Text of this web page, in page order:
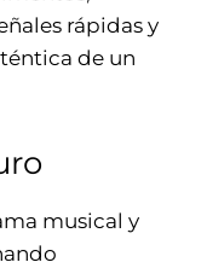
rápidas y
de un
musical y